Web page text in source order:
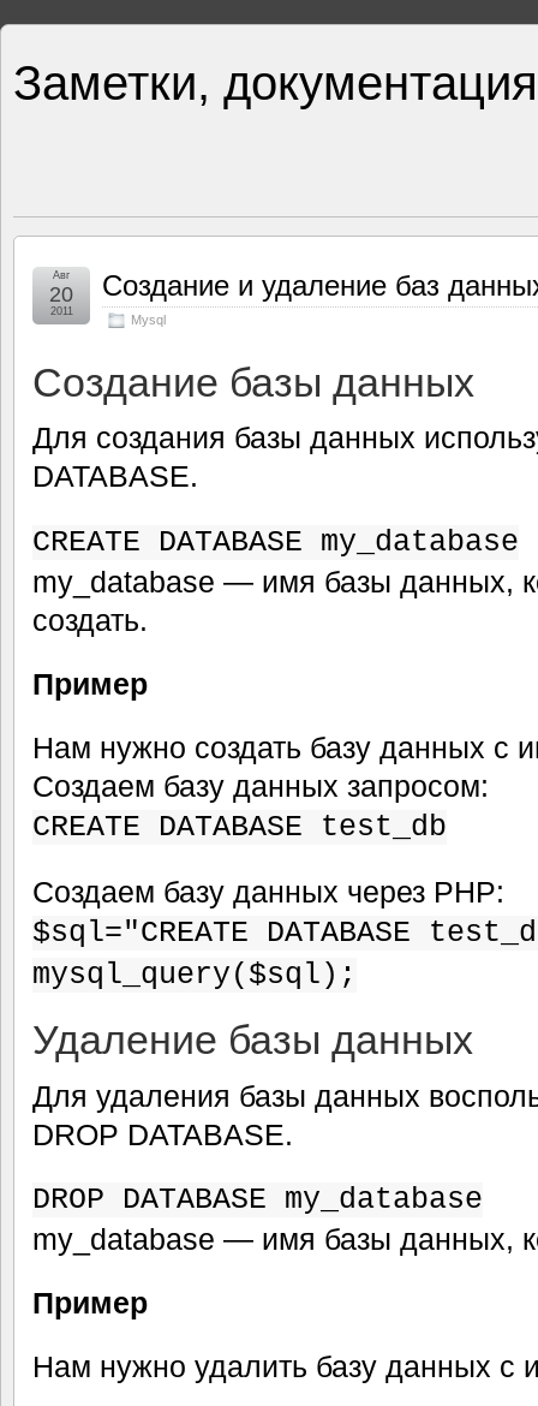
Заметки,
Создание и удаление баз
Mysql
Авг
20
2011
Создание базы данных
Для создания базы данных
DATABASE.
CREATE DATABASE my_database
my_database — имя базы данных,
создать.
Пример
Нам нужно создать базу данных с
Создаем базу данных запросом:
CREATE DATABASE test_db
Создаем базу данных через PHP:
$sql="CREATE DATABASE
mysql_query($sql);
Удаление базы данных
Для удаления базы данных
DROP DATABASE.
DROP DATABASE my_database
my_database — имя базы данных,
Пример
Нам нужно удалить базу данных с